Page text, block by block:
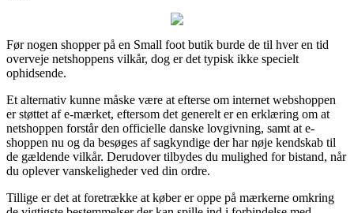
Før nogen shopper på en Small foot butik burde de til hver en tid
overveje netshoppens vilkår, dog er det typisk ikke specielt
ophidsende.
Et alternativ kunne måske være at efterse om internet webshoppen
er støttet af e-mærket, eftersom det generelt er en erklæring om at
netshoppen forstår den officielle danske lovgivning, samt at e-
shoppen nu og da besøges af sagkyndige der har nøje kendskab til
de gældende vilkår. Derudover tilbydes du mulighed for bistand, når
du oplever vanskeligheder ved din ordre.
Tillige er det at foretrække at køber er oppe på mærkerne omkring